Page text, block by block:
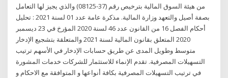
من هيئة السوق المالية بترخيص رقم (37-08125) والذي يجيز لها التعامل
بصفة أصيل والتعهد وزارة المالية. مذكرة عامة عدد 01 لسنة 2021 : تحليل
أحكام الفصل 16 من القانون عدد 46 لسنة 2020 المؤرخ في 23 ديسمبر
2020 المتعلق بقانون المالية لسنة 2021 والمتعلقة بتشجيع الإدخار
متوسط وطويل المدى عن طريق حسابات الإدخار في الأسهم ترتيب
التسهيلات المصرفية. تقدم الإنماء للاستثمار للشركات خدمات المشورة
في ترتيب التسهيلات المصرفية بكافة أنواعها و المتوافقة مع الاحكام و